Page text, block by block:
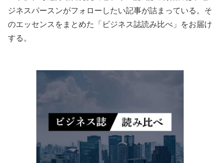
ジネスパースンがフォローしたい記事が詰まっている。そ
のエッセンスをまとめた「ビジネス誌読み比べ」をお届け
する。